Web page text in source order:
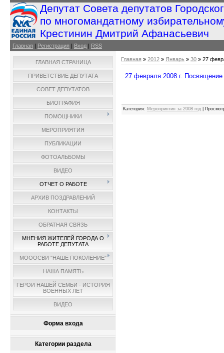
Депутат Совета депутатов
по многомандатному
Крестинин Дмитрий Афанасьевич
Главная | Регистрация | Вход | RSS
ГЛАВНАЯ СТРАНИЦА
ПРИВЕТСТВИЕ ДЕПУТАТА
СОВЕТ ДЕПУТАТОВ
БИОГРАФИЯ
ПОМОЩНИКИ
МЕРОПРИЯТИЯ
ПУБЛИКАЦИИ
ФОТОАЛЬБОМЫ
ВИДЕО
ОТЧЕТ О РАБОТЕ
АРХИВ ПОЗДРАВЛЕНИЙ
КОНТАКТЫ
ОБРАТНАЯ СВЯЗЬ
МНЕНИЯ ЖИТЕЛЕЙ ГОРОДА О
РАБОТЕ ДЕПУТАТА
МОООСВИ "НАШЕ ПОКОЛЕНИЕ"
НАША ПАМЯТЬ
ГЕРОИ НАШЕЙ СЕМЬИ - ИСТОРИЯ
ВОЕННЫХ ЛЕТ
ВИДЕО
Форма входа
Категории раздела
Главная » 2012 » Январь » 30 » 27
27 февраля 2008 г.
Категория: Мероприятия за 2008 год